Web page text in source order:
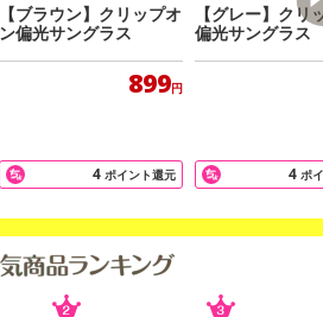
【ブラウン】クリップオ
ン偏光サングラス
899円
4 ポイント還元
【グレー】クリ
偏光サングラス
4 ポ